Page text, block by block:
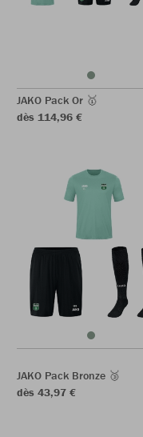
JAKO Pack Or 🥇
dès 114,96 €
JAKO Pack Bronze 🥉
dès 43,97 €